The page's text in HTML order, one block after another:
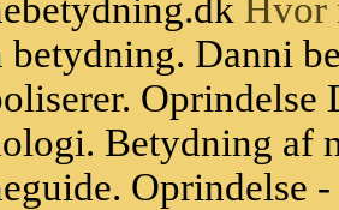
Hvor
betydning. Danni
Oprindelse
Betydning af
Oprindelse